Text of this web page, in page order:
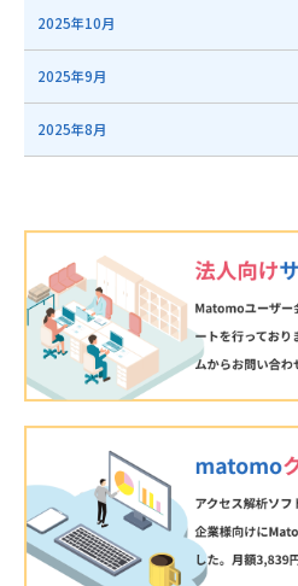
2025年10月
2025年9月
2025年8月